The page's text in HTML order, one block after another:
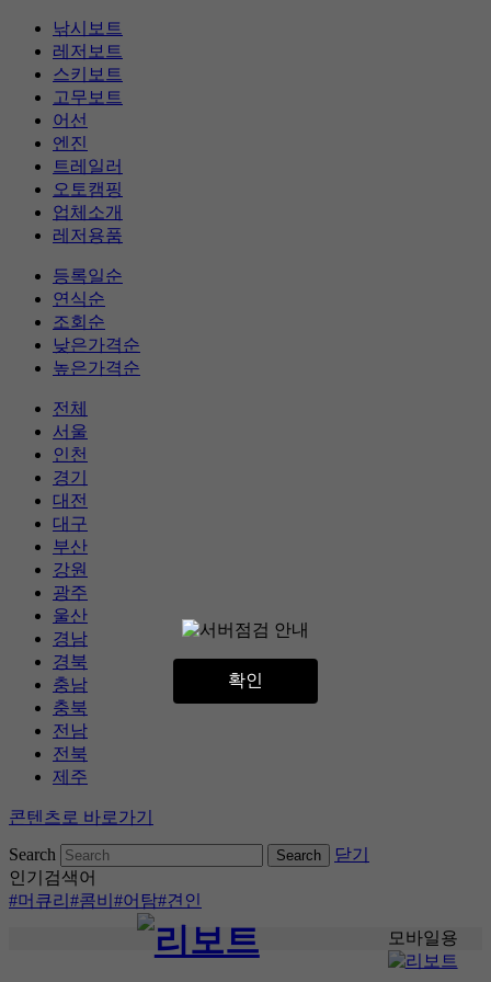
확인
낚시보트
레저보트
스키보트
고무보트
어선
엔진
트레일러
오토캠핑
업체소개
레저용품
등록일순
연식순
조회순
낮은가격순
높은가격순
전체
서울
인천
경기
대전
대구
부산
강원
광주
울산
경남
경북
충남
충북
전남
전북
제주
콘텐츠로 바로가기
Search
닫기
인기검색어
#머큐리 #콤비 #어탐#견인
모바일용